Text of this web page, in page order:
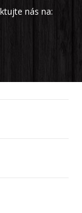
nás na: